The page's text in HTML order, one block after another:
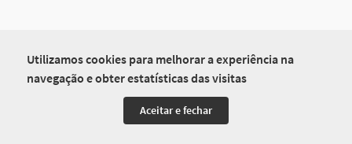
Utilizamos cookies para melhorar a experiência na
navegação e obter estatísticas das visitas
Aceitar e fechar